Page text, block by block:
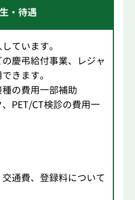
・待遇
ています。
慶弔給付事業、レジャ
きます。
の費用一部補助
PET/CT検診の費用一
通費、登録料について